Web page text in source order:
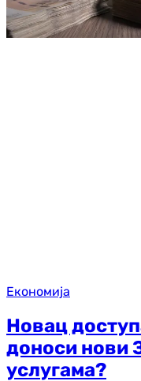
Економија
Новац
доноси нови
услугама?